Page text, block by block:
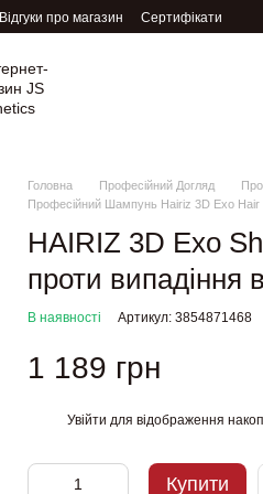
Відгуки про магазин Сертифікати
Головна Професійний Догляд
Професійний Шампунь Hairiz 3D Exo Hair
HAIRIZ 3D Exo
проти випадіння
В наявності Артикул: 3854871468
1 189 грн
Увійти для відображення
Купити